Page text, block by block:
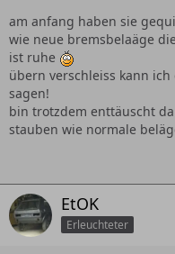
am anfang haben sie
wie neue bremsbelaäge
ist ruhe
übern verschleiss kann
sagen!
bin trotzdem enttäuscht
stauben wie normale
EtOK
Erleuchteter